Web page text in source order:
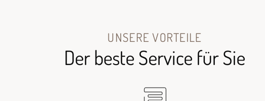
UNSERE VORTEILE
Der beste Service für Sie